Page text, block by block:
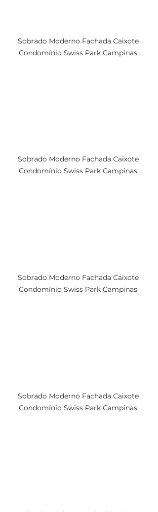
Sobrado Moderno Fachada Caixote
Condomínio Swiss Park Campinas
Sobrado Moderno Fachada Caixote
Condomínio Swiss Park Campinas
Sobrado Moderno Fachada Caixote
Condomínio Swiss Park Campinas
Sobrado Moderno Fachada Caixote
Condomínio Swiss Park Campinas